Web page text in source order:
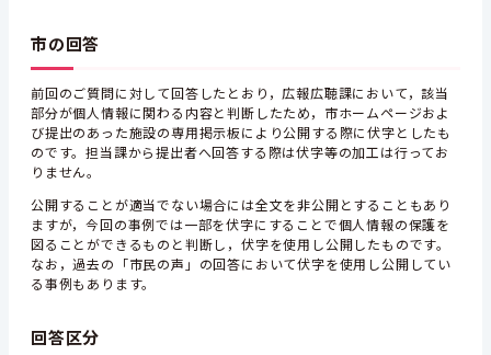
市の回答
前回のご質問に対して回答したとおり，広報広聴課において，該当
部分が個人情報に関わる内容と判断したため，市ホームページおよ
び提出のあった施設の専用掲示板により公開する際に伏字としたも
のです。担当課から提出者へ回答する際は伏字等の加工は行ってお
りません。
公開することが適当でない場合には全文を非公開とすることもあり
ますが，今回の事例では一部を伏字にすることで個人情報の保護を
図ることができるものと判断し，伏字を使用し公開したものです。
なお，過去の「市民の声」の回答において伏字を使用し公開してい
る事例もあります。
回答区分